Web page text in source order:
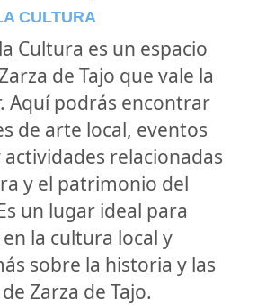
CULTURA
Cultura es un espacio
de Tajo que vale la
Aquí podrás encontrar
de arte local, eventos
relacionadas
y el patrimonio del
un lugar ideal para
la cultura local y
sobre la historia y las
Zarza de Tajo.